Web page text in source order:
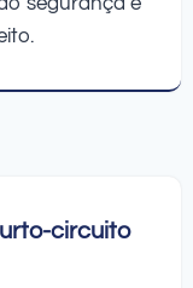
circuito